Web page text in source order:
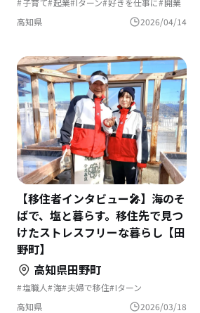
地域おこし協力隊 コーヒー 焙煎所
高知県
2026/04/14
【移住者インタビュー🎤】海のそ
ばで、塩と暮らす。移住先で見つ
けたストレスフリーな暮らし【田
野町】
高知県田野町
塩職人 海 夫婦で移住 Iターン
地域おこし協力隊 インタビュー
完全天日塩
高知県 2026/03/18